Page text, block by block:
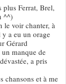
plus Ferrat, Brel,
^^)
le voir chanter, à
a eu un orage
Gérard
manque de
a pris
chansons et à me